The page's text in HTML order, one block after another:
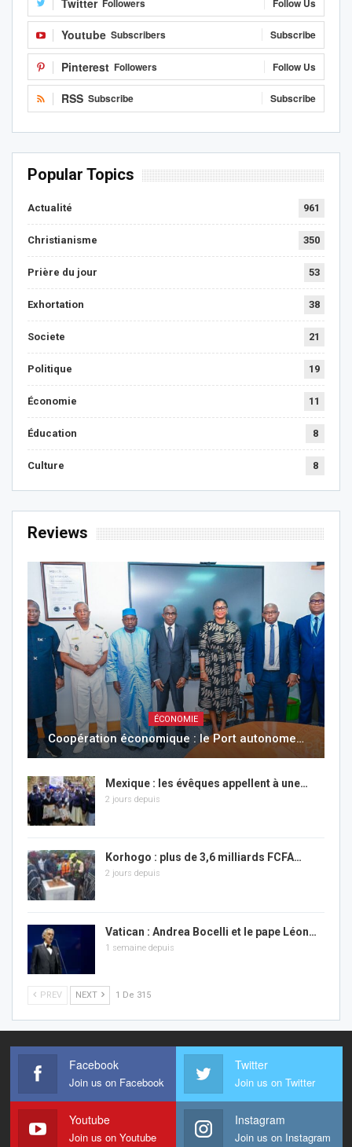
Followers Follow Us
Youtube Subscribers Subscribe
Pinterest Followers Follow Us
RSS Subscribe Subscribe
Popular Topics
Actualité 961
Christianisme 350
Prière du jour 53
Exhortation 38
Societe 21
Politique 19
Économie 11
Éducation 8
Culture 8
Reviews
ÉCONOMIE
Coopération économique : le Port autonome…
Mexique : les évêques appellent à une…
2 jours depuis
Korhogo : plus de 3,6 milliards FCFA…
2 jours depuis
Vatican : Andrea Bocelli et le pape Léon…
1 semaine depuis
PREV NEXT 1 De 315
Facebook
Join us on Facebook
Twitter
Join us on Twitter
Youtube
Join us on Youtube
Instagram
Join us on Instagram